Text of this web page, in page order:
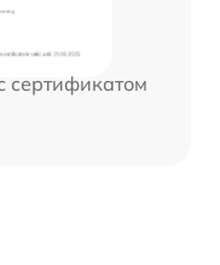
сертификатом